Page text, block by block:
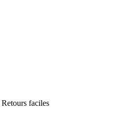
Retours faciles